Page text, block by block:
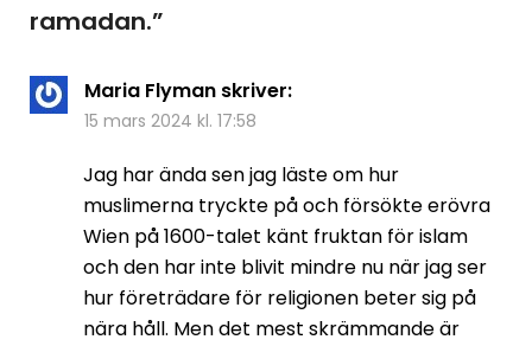
ramadan.”
Maria Flyman skriver:
15 mars 2024 kl. 17:58
Jag har ända sen jag läste om hur
muslimerna tryckte på och försökte erövra
Wien på 1600-talet känt fruktan för islam
och den har inte blivit mindre nu när jag ser
hur företrädare för religionen beter sig på
nära håll. Men det mest skrämmande är